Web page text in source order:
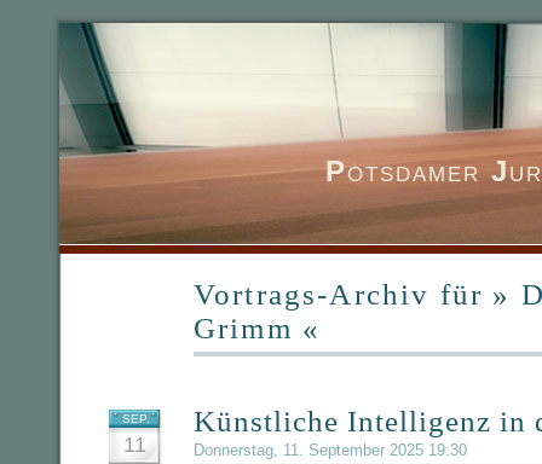
Potsdamer J
Vortrags-Archiv für »
Grimm «
SEP.
11
Künstliche Intelligenz in
Donnerstag, 11. September 2025 19:30